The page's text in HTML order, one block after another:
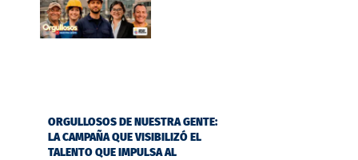
ORGULLOSOS DE NUESTRA GENTE:
LA CAMPAÑA QUE VISIBILIZÓ EL
TALENTO QUE IMPULSA AL